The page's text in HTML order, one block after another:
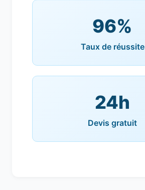
96%
Taux de réussite
24h
Devis gratuit